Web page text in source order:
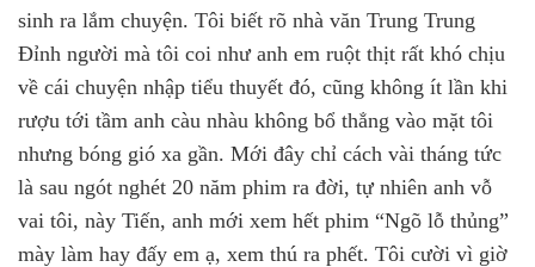
sinh ra lắm chuyện. Tôi biết rõ nhà văn Trung Trung
Đỉnh người mà tôi coi như anh em ruột thịt rất khó chịu
về cái chuyện nhập tiểu thuyết đó, cũng không ít lần khi
rượu tới tầm anh càu nhàu không bổ thẳng vào mặt tôi
nhưng bóng gió xa gần. Mới đây chỉ cách vài tháng tức
là sau ngót nghét 20 năm phim ra đời, tự nhiên anh vỗ
vai tôi, này Tiến, anh mới xem hết phim “Ngõ lỗ thủng”
mày làm hay đấy em ạ, xem thú ra phết. Tôi cười vì giờ